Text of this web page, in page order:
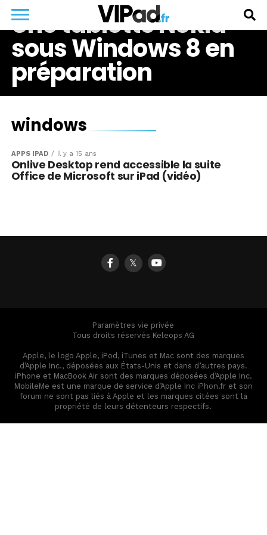
Une tablette Nokia
sous Windows 8 en
préparation
windows
APPS IPAD Il y a 15 ans
Onlive Desktop rend accessible la suite
Office de Microsoft sur iPad (vidéo)
𝕏
Paramètres vie privée
Tous droits réservés Keleops AG
Apple, le logo Apple, iPod, iTunes et Mac sont des marques
d’Apple Inc., déposées aux États-Unis et dans d’autres pays.
iPhone et MacBook Air sont des marques déposées d’Apple Inc.
MobileMe est une marque de service d’Apple Inc iPhon.fr et son
forum ne sont pas liés à Apple et les marques citées sont la
propriété de leurs détenteurs respectifs.